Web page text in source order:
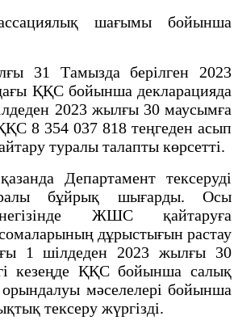
шағымы бойынша
31 Тамызда берілген 2023
ҚҚС бойынша декларацияда
2023 жылғы 30 маусымға
8 354 037 818 теңгеден асып
туралы талапты көрсетті.
Департамент тексеруді
бұйрық шығарды. Осы
ЖШС қайтаруға
дұрыстығын растау
1 шілдеден 2023 жылғы 30
кезеңде ҚҚС бойынша салық
орындалуы мәселелері бойынша
тексеру жүргізді.